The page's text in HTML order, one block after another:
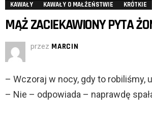
KAWAŁY KAWAŁY O MAŁŻEŃSTWIE KRÓTKIE
MĄŻ ZACIEKAWIONY PYTA
przez MARCIN
– Wczoraj w nocy, gdy to robiliśmy,
– Nie – odpowiada – naprawdę